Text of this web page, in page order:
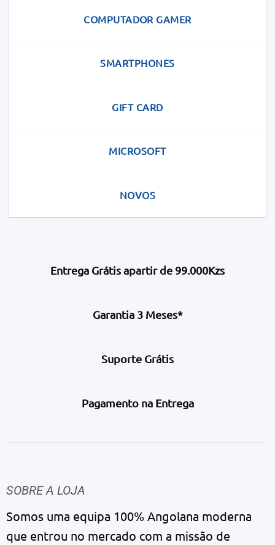
COMPUTADOR GAMER
SMARTPHONES
GIFT CARD
MICROSOFT
NOVOS
Entrega Grátis apartir de 99.000Kzs
Garantia 3 Meses*
Suporte Grátis
Pagamento na Entrega
SOBRE A LOJA
Somos uma equipa 100% Angolana moderna
que entrou no mercado com a missão de